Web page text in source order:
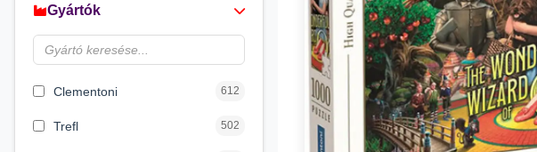
Gyártók
Clementoni 612
Trefl 502